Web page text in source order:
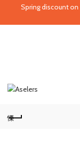
Spring discount